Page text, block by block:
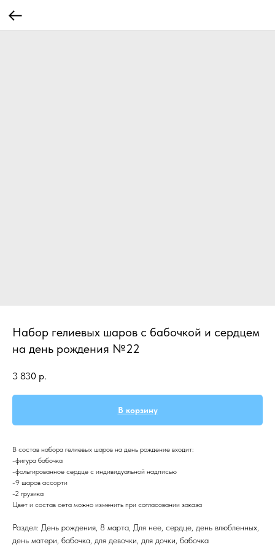
Набор гелиевых шаров с бабочкой и сердцем
на день рождения №22
3 830 р.
В корзину
В состав набора гелиевых шаров на день рождение входит:
-фигура бабочка
-фольгированное сердце с индивидуальной надписью
-9 шаров ассорти
-2 грузика
Цвет и состав сета можно изменить при согласовании заказа
Раздел: День рождения, 8 марта, Для нее, сердце, день влюбленных,
день матери, бабочка, для девочки, для дочки, бабочка